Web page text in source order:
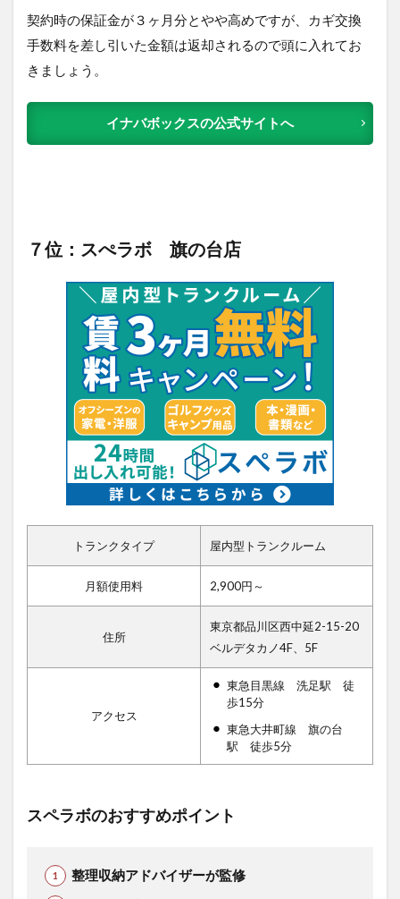
契約時の保証金が３ヶ月分とやや高めですが、カギ交換
手数料を差し引いた金額は返却されるので頭に入れてお
きましょう。
イナバボックスの公式サイトへ
７位：スぺラボ 旗の台店
トランクタイプ 屋内型トランクルーム
月額使用料 2,900円～
住所
東京都品川区西中延2-15-20
ベルデタカノ4F、5F
アクセス
東急目黒線 洗足駅 徒
歩15分
東急大井町線 旗の台
駅 徒歩5分
スペラボのおすすめポイント
整理収納アドバイザーが監修